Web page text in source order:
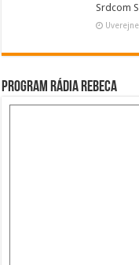
Srdcom
Program Rádia Rebeca